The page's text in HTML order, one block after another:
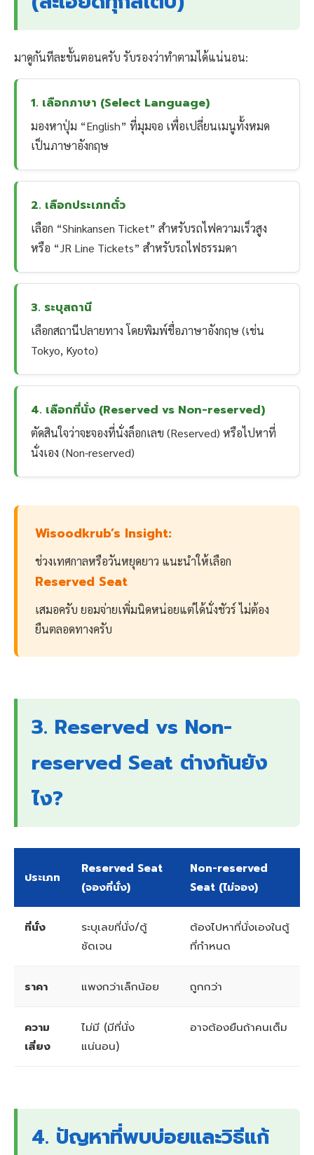
มาดูกันทีละขั้นตอนครับ รับรองว่าทำตามได้แน่นอน:
1. เลือกภาษา (Select Language)
มองหาปุ่ม “English” ที่มุมจอ เพื่อเปลี่ยนเมนูทั้งหมด
เป็นภาษาอังกฤษ
2. เลือกประเภทตั๋ว
เลือก “Shinkansen Ticket” สำหรับรถไฟความเร็วสูง
หรือ “JR Line Tickets” สำหรับรถไฟธรรมดา
3. ระบุสถานี
เลือกสถานีปลายทาง โดยพิมพ์ชื่อภาษาอังกฤษ (เช่น
Tokyo, Kyoto)
4. เลือกที่นั่ง (Reserved vs Non-reserved)
ตัดสินใจว่าจะจองที่นั่งล็อกเลข (Reserved) หรือไปหาที่
นั่งเอง (Non-reserved)
Wisoodkrub’s Insight:
ช่วงเทศกาลหรือวันหยุดยาว แนะนำให้เลือก
Reserved Seat
เสมอครับ ยอมจ่ายเพิ่มนิดหน่อยแต่ได้นั่งชัวร์ ไม่ต้อง
ยืนตลอดทางครับ
3. Reserved vs Non-
reserved Seat ต่างกันยัง
ไง?
ประเภท
Reserved Seat
(จองที่นั่ง)
Non-reserved
Seat (ไม่จอง)
ที่นั่ง
ระบุเลขที่นั่ง/ตู้
ชัดเจน
ต้องไปหาที่นั่งเองในตู้
ที่กำหนด
ราคา แพงกว่าเล็กน้อย ถูกกว่า
ความ
เสี่ยง
ไม่มี (มีที่นั่ง
แน่นอน)
อาจต้องยืนถ้าคนเต็ม
4. ปัญหาที่พบบ่อยและวิธีแก้